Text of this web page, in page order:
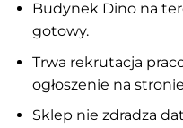
Budynek Dino na
gotowy.
Trwa rekrutacja
ogłoszenie na
Sklep nie zdradza